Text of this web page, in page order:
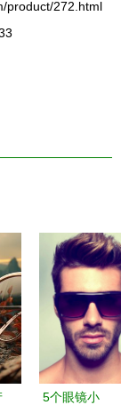
product/272.html
5个眼镜小